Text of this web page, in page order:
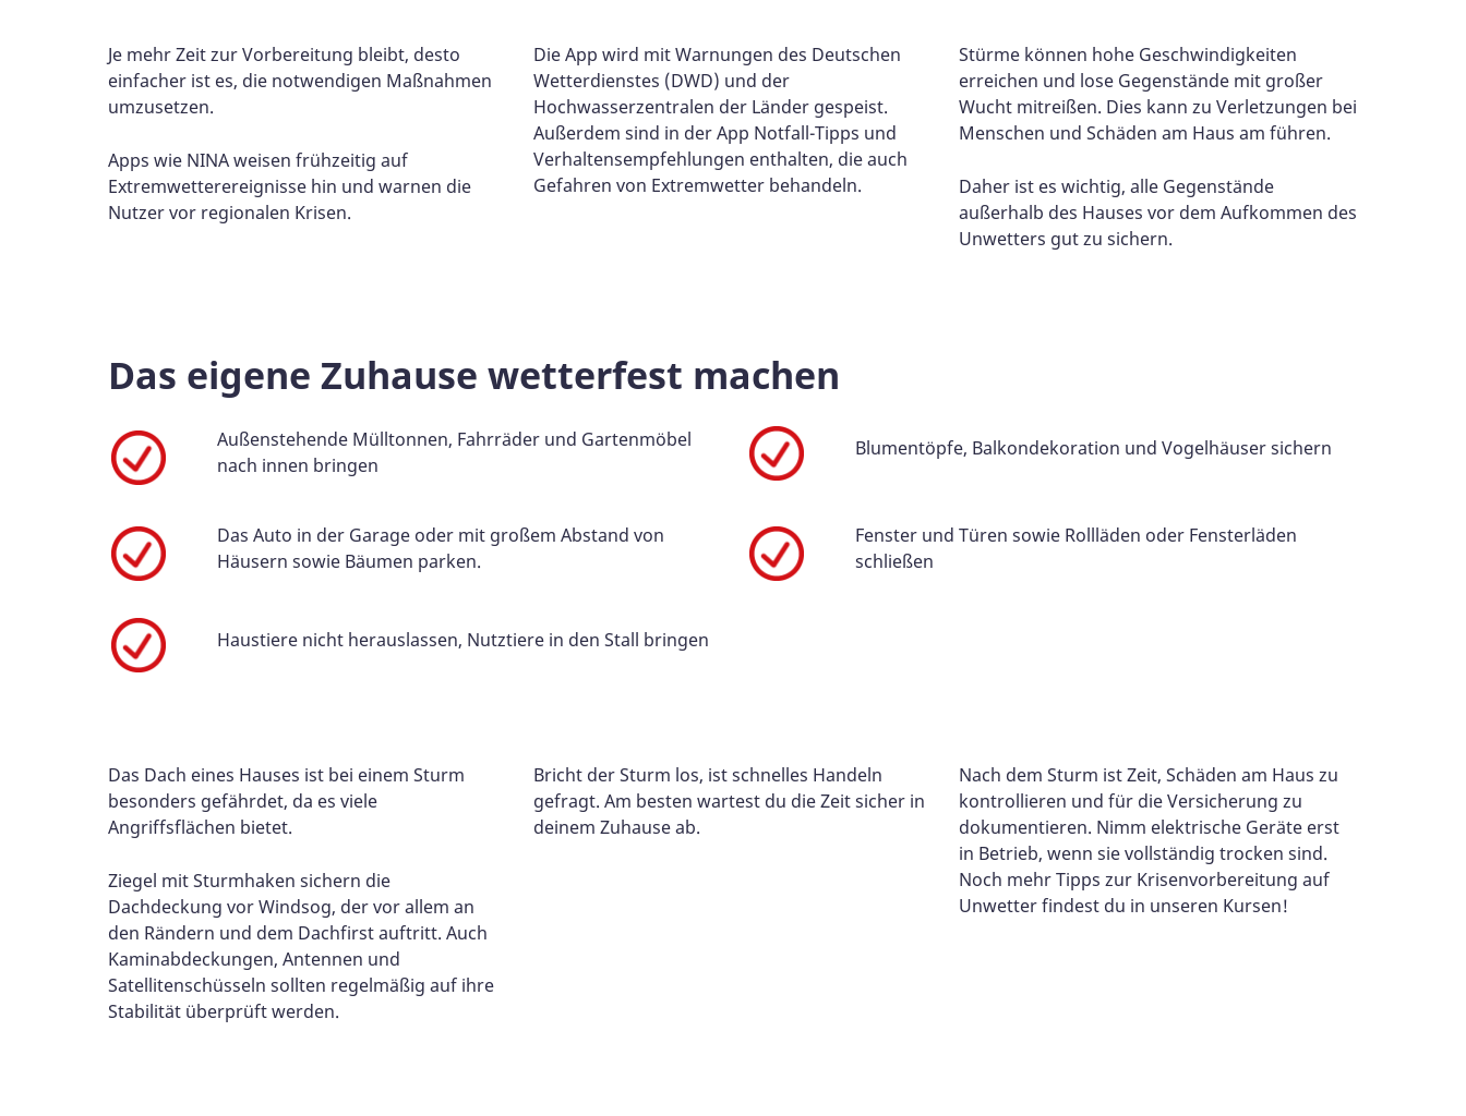
Je mehr Zeit zur Vorbereitung bleibt, desto
einfacher ist es, die notwendigen Maßnahmen
umzusetzen.
Apps wie NINA weisen frühzeitig auf
Extremwetterereignisse hin und warnen die
Nutzer vor regionalen Krisen.
Die App wird mit Warnungen des Deutschen
Wetterdienstes (DWD) und der
Hochwasserzentralen der Länder gespeist.
Außerdem sind in der App Notfall-Tipps und
Verhaltensempfehlungen enthalten, die auch
Gefahren von Extremwetter behandeln.
Stürme können hohe Geschwindigkeiten
erreichen und lose Gegenstände mit großer
Wucht mitreißen. Dies kann zu Verletzungen bei
Menschen und Schäden am Haus am führen.
Daher ist es wichtig, alle Gegenstände
außerhalb des Hauses vor dem Aufkommen des
Unwetters gut zu sichern.
Das eigene Zuhause wetterfest machen
Außenstehende Mülltonnen, Fahrräder und Gartenmöbel
nach innen bringen
Blumentöpfe, Balkondekoration und Vogelhäuser sichern
Das Auto in der Garage oder mit großem Abstand von
Häusern sowie Bäumen parken.
Fenster und Türen sowie Rollläden oder Fensterläden
schließen
Haustiere nicht herauslassen, Nutztiere in den Stall bringen
Das Dach eines Hauses ist bei einem Sturm
besonders gefährdet, da es viele
Angriffsflächen bietet.
Ziegel mit Sturmhaken sichern die
Dachdeckung vor Windsog, der vor allem an
den Rändern und dem Dachfirst auftritt. Auch
Kaminabdeckungen, Antennen und
Satellitenschüsseln sollten regelmäßig auf ihre
Stabilität überprüft werden.
Bricht der Sturm los, ist schnelles Handeln
gefragt. Am besten wartest du die Zeit sicher in
deinem Zuhause ab.
Nach dem Sturm ist Zeit, Schäden am Haus zu
kontrollieren und für die Versicherung zu
dokumentieren. Nimm elektrische Geräte erst
in Betrieb, wenn sie vollständig trocken sind.
Noch mehr Tipps zur Krisenvorbereitung auf
Unwetter findest du in unseren Kursen!